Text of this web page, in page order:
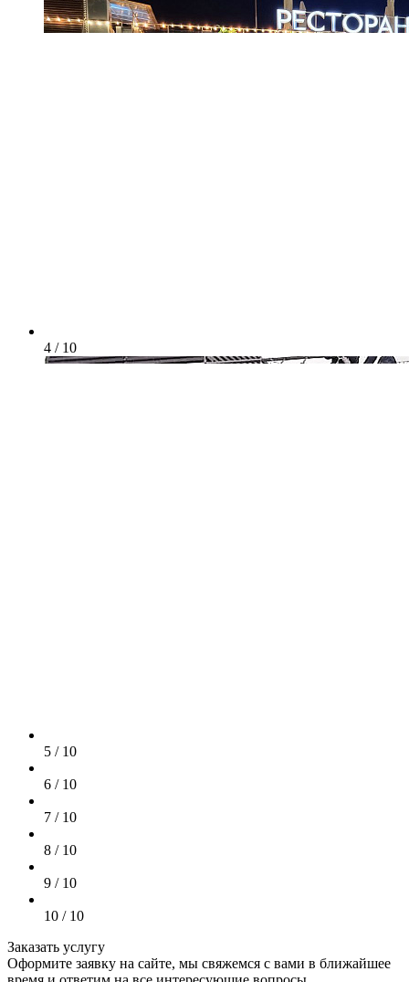
4 / 10
5 / 10
6 / 10
7 / 10
8 / 10
9 / 10
10 / 10
Заказать услугу
Оформите заявку на сайте, мы свяжемся с вами в ближайшее